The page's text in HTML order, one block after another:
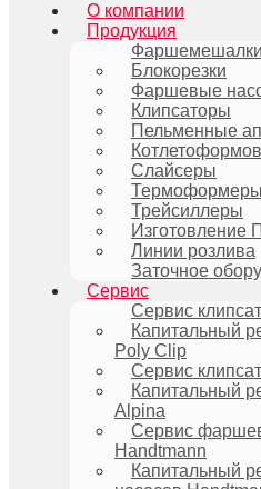
О компании
Продукция
Фаршемешалки
Блокорезки
Фаршевые
Клипсаторы
Пельменные
Слайсеры
Термоформеры
Трейсиллеры
Изготовление
Линии розлива
Заточное
Сервис
Сервис
Капитальный
Poly Clip
Сервис
Капитальный
Alpina
Сервис
Handtmann
Капитальный